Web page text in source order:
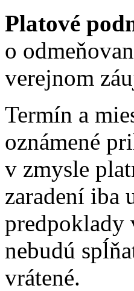
Platové
o
verejnom
Termín a
oznámené
v zmysle
zaradení iba
predpoklady
nebudú
vrátené.